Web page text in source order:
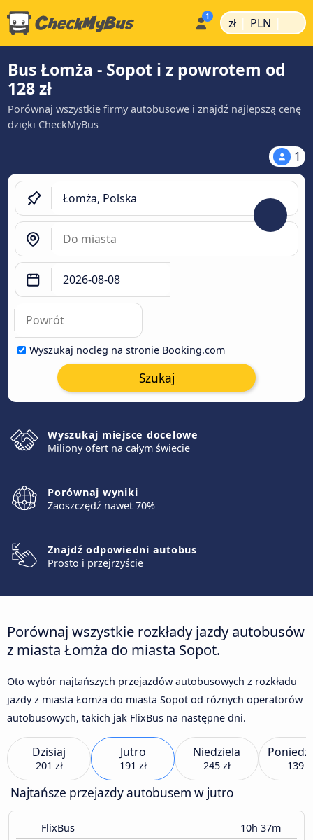
zł | PLN |
Bus Łomża - Sopot i z powrotem od
128 zł
Porównaj wszystkie firmy autobusowe i znajdź najlepszą cenę
dzięki CheckMyBus
1
Wyszukaj nocleg na stronie Booking.com
Szukaj
Wyszukaj miejsce docelowe
Miliony ofert na całym świecie
Porównaj wyniki
Zaoszczędź nawet 70%
Znajdź odpowiedni autobus
Prosto i przejrzyście
Porównaj wszystkie rozkłady jazdy autobusów
z miasta Łomża do miasta Sopot.
Oto wybór najtańszych przejazdów autobusowych z rozkładu
jazdy z miasta Łomża do miasta Sopot od różnych operatorów
autobusowych, takich jak FlixBus na następne dni.
Dzisiaj
201 zł
Jutro
191 zł
Niedziela
245 zł 139
Najtańsze przejazdy autobusem w jutro
FlixBus 10h 37m